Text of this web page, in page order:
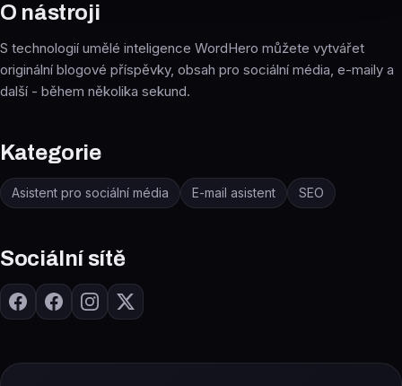
O nástroji
S technologií umělé inteligence WordHero můžete vytvářet
originální blogové příspěvky, obsah pro sociální média, e-maily a
další - během několika sekund.
Kategorie
Asistent pro sociální média E-mail asistent SEO
Sociální sítě